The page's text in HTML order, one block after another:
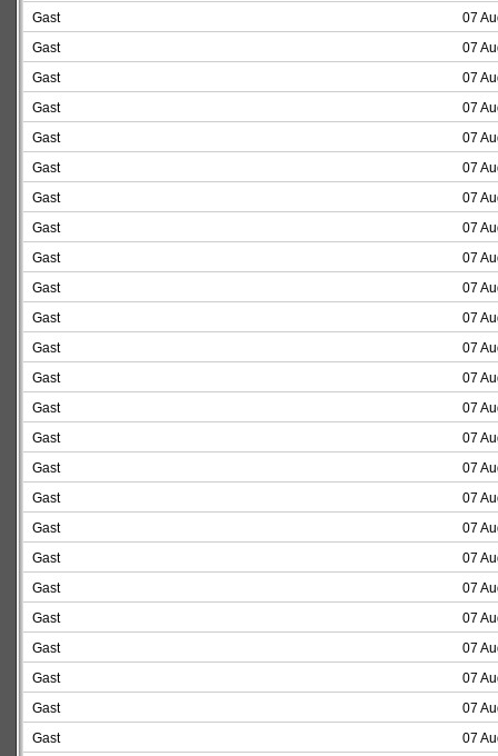
Gast
07
Gast
07
Gast
07
Gast
07
Gast
07
Gast
07
Gast
07
Gast
07
Gast
07
Gast
07
Gast
07
Gast
07
Gast
07
Gast
07
Gast
07
Gast
07
Gast
07
Gast
07
Gast
07
Gast
07
Gast
07
Gast
07
Gast
07
Gast
07
Gast
07